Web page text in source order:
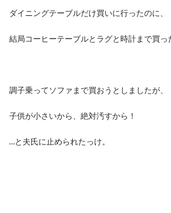
ダイニングテーブルだけ買いに行ったのに、
結局コーヒーテーブルとラグと時計まで買っ
調子乗ってソファまで買おうとしましたが、
子供が小さいから、絶対汚すから！
…と夫氏に止められたっけ。